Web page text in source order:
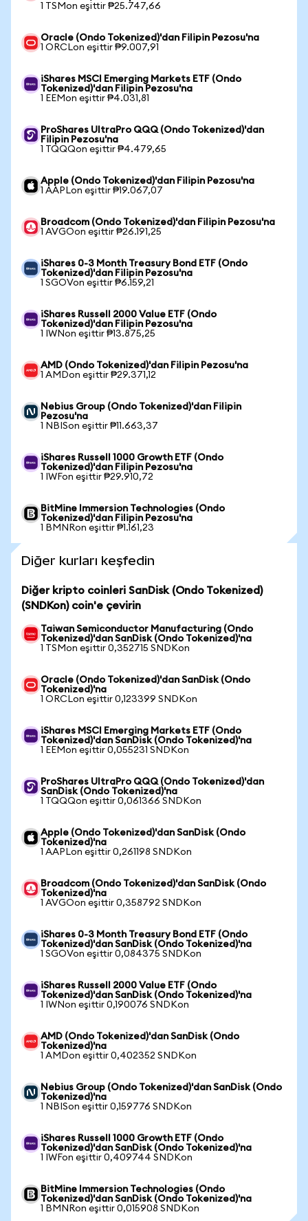
1 TSMon eşittir ₱25.747,66
Oracle (Ondo Tokenized)'dan Filipin Pezosu'na
1 ORCLon eşittir ₱9.007,91
iShares MSCI Emerging Markets ETF (Ondo
Tokenized)'dan Filipin Pezosu'na
1 EEMon eşittir ₱4.031,81
ProShares UltraPro QQQ (Ondo Tokenized)'dan
Filipin Pezosu'na
1 TQQQon eşittir ₱4.479,65
Apple (Ondo Tokenized)'dan Filipin Pezosu'na
1 AAPLon eşittir ₱19.067,07
Broadcom (Ondo Tokenized)'dan Filipin Pezosu'na
1 AVGOon eşittir ₱26.191,25
iShares 0-3 Month Treasury Bond ETF (Ondo
Tokenized)'dan Filipin Pezosu'na
1 SGOVon eşittir ₱6.159,21
iShares Russell 2000 Value ETF (Ondo
Tokenized)'dan Filipin Pezosu'na
1 IWNon eşittir ₱13.875,25
AMD (Ondo Tokenized)'dan Filipin Pezosu'na
1 AMDon eşittir ₱29.371,12
Nebius Group (Ondo Tokenized)'dan Filipin
Pezosu'na
1 NBISon eşittir ₱11.663,37
iShares Russell 1000 Growth ETF (Ondo
Tokenized)'dan Filipin Pezosu'na
1 IWFon eşittir ₱29.910,72
BitMine Immersion Technologies (Ondo
Tokenized)'dan Filipin Pezosu'na
1 BMNRon eşittir ₱1.161,23
Diğer kurları keşfedin
Diğer kripto coinleri SanDisk (Ondo Tokenized)
(SNDKon) coin'e çevirin
Taiwan Semiconductor Manufacturing (Ondo
Tokenized)'dan SanDisk (Ondo Tokenized)'na
1 TSMon eşittir 0,352715 SNDKon
Oracle (Ondo Tokenized)'dan SanDisk (Ondo
Tokenized)'na
1 ORCLon eşittir 0,123399 SNDKon
iShares MSCI Emerging Markets ETF (Ondo
Tokenized)'dan SanDisk (Ondo Tokenized)'na
1 EEMon eşittir 0,055231 SNDKon
ProShares UltraPro QQQ (Ondo Tokenized)'dan
SanDisk (Ondo Tokenized)'na
1 TQQQon eşittir 0,061366 SNDKon
Apple (Ondo Tokenized)'dan SanDisk (Ondo
Tokenized)'na
1 AAPLon eşittir 0,261198 SNDKon
Broadcom (Ondo Tokenized)'dan SanDisk (Ondo
Tokenized)'na
1 AVGOon eşittir 0,358792 SNDKon
iShares 0-3 Month Treasury Bond ETF (Ondo
Tokenized)'dan SanDisk (Ondo Tokenized)'na
1 SGOVon eşittir 0,084375 SNDKon
iShares Russell 2000 Value ETF (Ondo
Tokenized)'dan SanDisk (Ondo Tokenized)'na
1 IWNon eşittir 0,190076 SNDKon
AMD (Ondo Tokenized)'dan SanDisk (Ondo
Tokenized)'na
1 AMDon eşittir 0,402352 SNDKon
Nebius Group (Ondo Tokenized)'dan SanDisk (Ondo
Tokenized)'na
1 NBISon eşittir 0,159776 SNDKon
iShares Russell 1000 Growth ETF (Ondo
Tokenized)'dan SanDisk (Ondo Tokenized)'na
1 IWFon eşittir 0,409744 SNDKon
BitMine Immersion Technologies (Ondo
Tokenized)'dan SanDisk (Ondo Tokenized)'na
1 BMNRon eşittir 0,015908 SNDKon